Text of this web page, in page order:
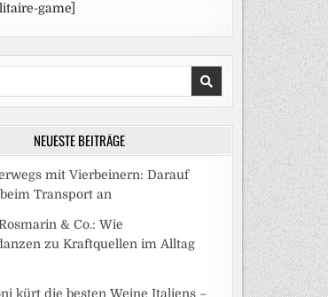
game]
NEUESTE BEITRÄGE
mit Vierbeinern: Darauf
Transport an
& Co.: Wie
zu Kraftquellen im Alltag
kürt die besten Weine Italiens –